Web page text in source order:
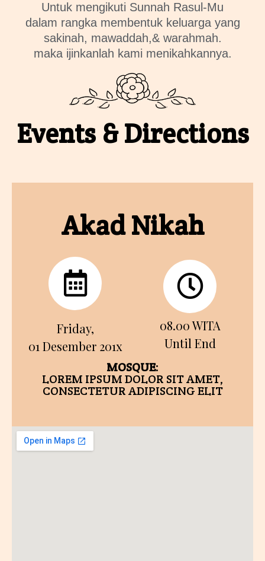
Untuk mengikuti Sunnah Rasul-Mu
dalam rangka membentuk keluarga yang
sakinah, mawaddah,& warahmah.
maka ijinkanlah kami menikahkannya.
Events & Directions
Akad Nikah
Friday,
01 Desember 201x
08.00 WITA
Until End
MOSQUE:
LOREM IPSUM DOLOR SIT AMET,
CONSECTETUR ADIPISCING ELIT